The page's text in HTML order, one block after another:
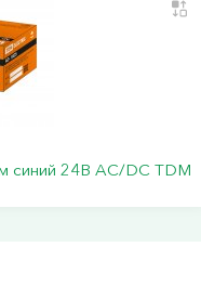
синий 24В AC/DC TDM